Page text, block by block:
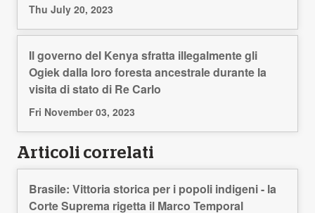
Thu July 20, 2023
Il governo del Kenya sfratta illegalmente gli
Ogiek dalla loro foresta ancestrale durante la
visita di stato di Re Carlo
Fri November 03, 2023
Articoli correlati
Brasile: Vittoria storica per i popoli indigeni - la
Corte Suprema rigetta il Marco Temporal